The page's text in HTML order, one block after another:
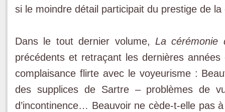
si le moindre détail participait du prestige de
Dans le tout dernier volume, La cérémonie
précédents et retraçant les dernières
complaisance flirte avec le voyeurisme :
des supplices de Sartre – problèmes de
d’incontinence… Beauvoir ne cède-t-elle pas